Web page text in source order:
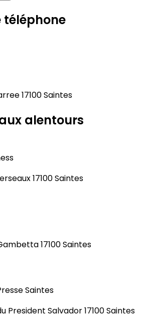
téléphone
17100 Saintes
alentours
17100 Saintes
17100 Saintes
Saintes
President Salvador 17100 Saintes